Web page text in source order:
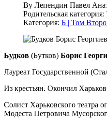
By Лепендин Павел
Родительская категория:
Категория: Б | Том
Будков (Бутков) Борис
Лауреат Государственной
Из крестьян. Окончил
Солист Харьковского театра
Модеста Петровича